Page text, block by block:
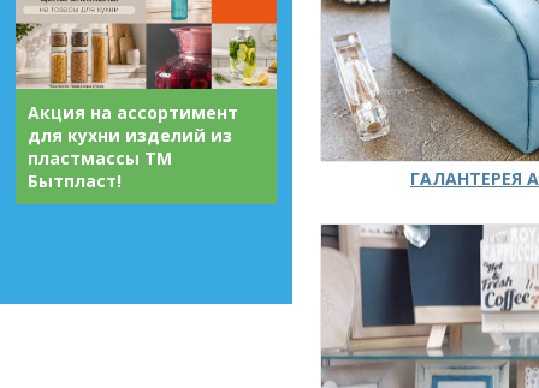
Акция на ассортимент
для кухни изделий из
пластмассы ТМ
Бытпласт!
ГАЛАНТЕРЕЯ